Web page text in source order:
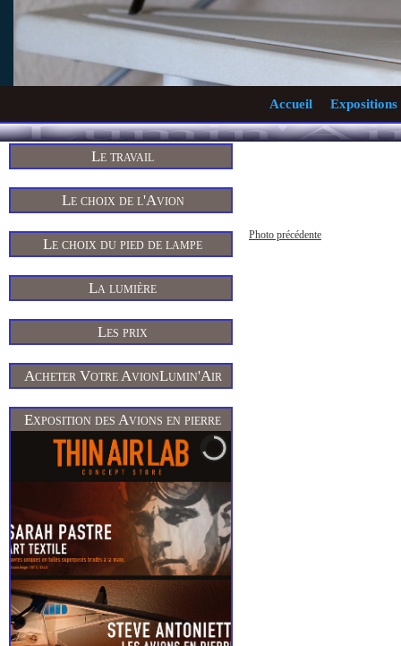
Accueil Expositions
Le travail
Le choix de l'Avion
Le choix du pied de lampe
La lumière
Les prix
Acheter Votre AvionLumin'Air
Exposition des Avions en pierre
Photo précédente